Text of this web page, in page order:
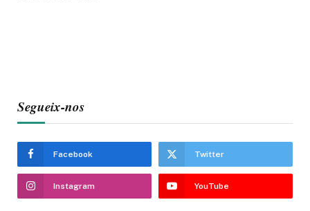
Segueix-nos
Facebook Twitter
Instagram YouTube